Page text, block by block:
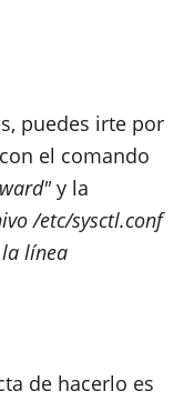
puedes irte por
el comando
y la
/etc/sysctl.conf
línea
de hacerlo es